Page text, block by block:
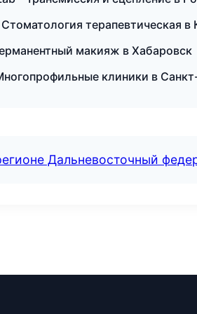
терапевтическая в
макияж в Хабаровск
клиники в
Дальневосточный